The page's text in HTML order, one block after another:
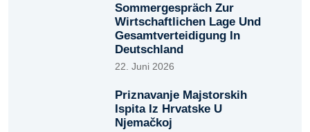
Sommergespräch Zur
Wirtschaftlichen Lage Und
Gesamtverteidigung In
Deutschland
22. Juni 2026
Priznavanje Majstorskih
Ispita Iz Hrvatske U
Njemačkoj